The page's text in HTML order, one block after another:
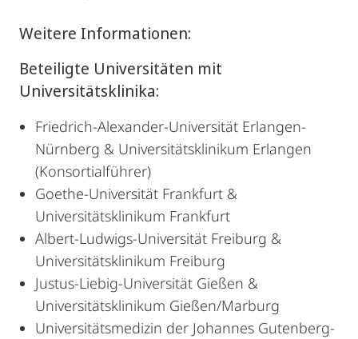
Weitere Informationen:
Beteiligte Universitäten mit
Universitätsklinika:
Friedrich-Alexander-Universität Erlangen-
Nürnberg & Universitätsklinikum Erlangen
(Konsortialführer)
Goethe-Universität Frankfurt &
Universitätsklinikum Frankfurt
Albert-Ludwigs-Universität Freiburg &
Universitätsklinikum Freiburg
Justus-Liebig-Universität Gießen &
Universitätsklinikum Gießen/Marburg
Universitätsmedizin der Johannes Gutenberg-